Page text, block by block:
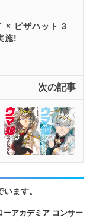
× ピザハット 3
施!
次の記事
ます。
ーアカデミア コンサー